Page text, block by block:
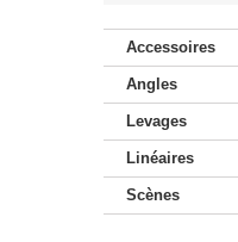
Accessoires
Angles
Levages
Linéaires
Scènes